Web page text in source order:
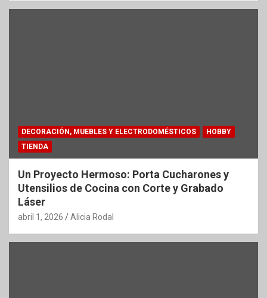
DECORACIÓN, MUEBLES Y ELECTRODOMÉSTICOS
HOBBY
TIENDA
Un Proyecto Hermoso: Porta Cucharones y
Utensilios de Cocina con Corte y Grabado
Láser
abril 1, 2026 Alicia Rodal